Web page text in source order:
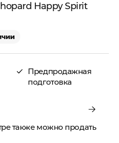
Happy Spirit
Предпродажная
подготовка
также можно продать